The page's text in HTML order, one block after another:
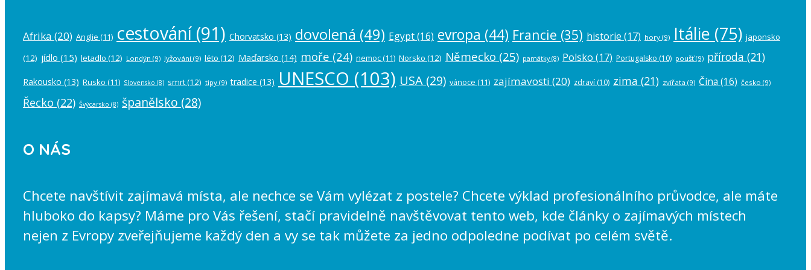
Afrika (20) Anglie (11) cestování(91) Chorvatsko (13) dovolená (49) Egypt(16) evropa (44) Francie (35) historie (17) hory (9) Itálie (75) japonsko
(12) jídlo (15) letadlo (12) Londýn (9) lyžování (9) léto (12) Maďarsko (14) moře (24) nemoc(11) Norsko (12) Německo (25) památky(8) Polsko (17) Portugalsko (10) poušť(9) příroda (21)
Rakousko (13) Rusko (11) Slovensko (8) smrt(12) tipy (9) tradice (13) UNESCO (103) USA (29) vánoce (11) zajímavosti (20) zdraví (10) zima (21) zvířata (9) Čína (16) česko (9)
Řecko (22) Švýcarsko (8) španělsko (28)
O NÁS
Chcete navštívit zajímavá místa, ale nechce se Vám vylézat z postele? Chcete výklad profesionálního průvodce, ale máte
hluboko do kapsy? Máme pro Vás řešení, stačí pravidelně navštěvovat tento web, kde články o zajímavých místech
nejen z Evropy zveřejňujeme každý den a vy se tak můžete za jedno odpoledne podívat po celém světě.